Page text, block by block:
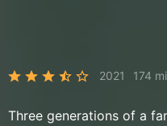
2021 174
Three generations of a